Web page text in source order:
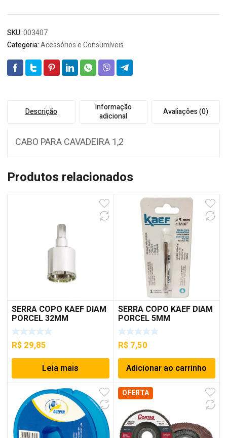
SKU:003407
Categoria:Acessórios e Consumíveis
Descrição
Informação
adicional
Avaliações (0)
CABO PARA CAVADEIRA 1,2
Produtos relacionados
SERRA COPO KAEF DIAM
PORCEL 32MM
R$ 29,85
Leia mais
SERRA COPO KAEF DIAM
PORCEL 5MM
R$7,50
Adicionar ao carrinho
OFERTA